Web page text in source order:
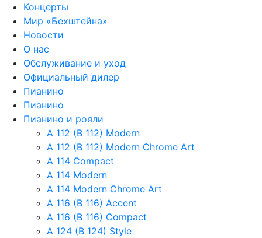
Концерты
Мир «Бехштейна»
Новости
О нас
Обслуживание и уход
Официальный дилер
Пианино
Пианино
Пианино и рояли
A 112 (B 112) Modern
A 112 (B 112) Modern Chrome Art
A 114 Compact
A 114 Modern
A 114 Modern Chrome Art
A 116 (B 116) Accent
A 116 (B 116) Compact
A 124 (B 124) Style